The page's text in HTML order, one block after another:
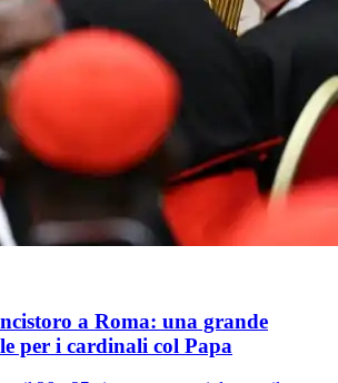
a Roma: una grande
per i cardinali col Papa